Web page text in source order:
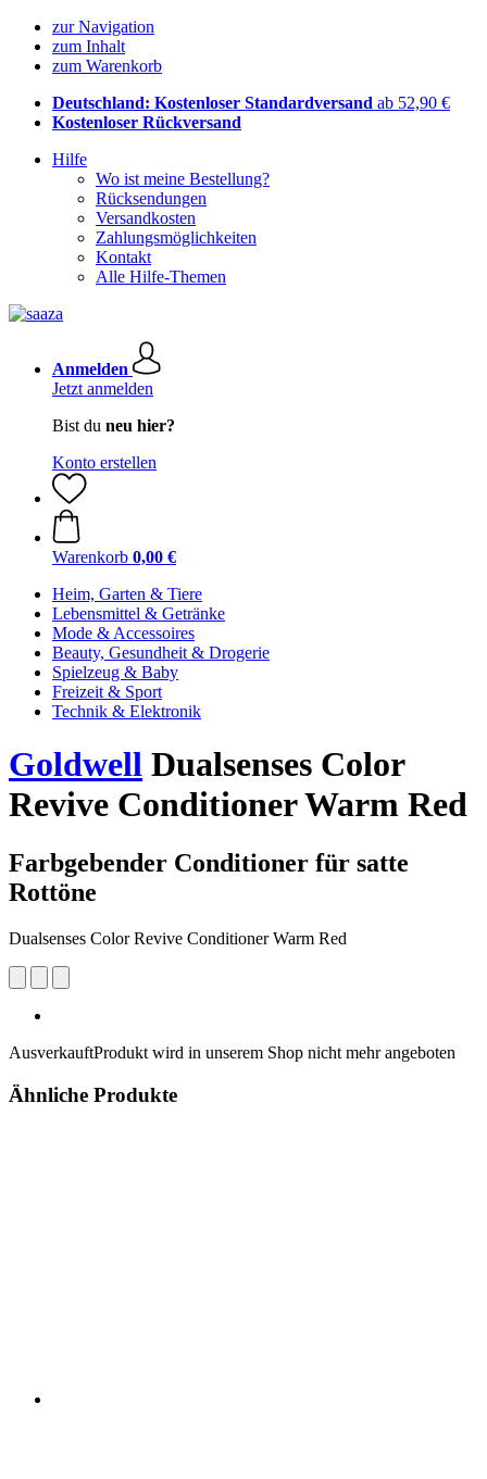
zur Navigation
zum Inhalt
zum Warenkorb
Deutschland: Kostenloser Standardversand ab 52,90 €
Kostenloser Rückversand
Hilfe
Wo ist meine Bestellung?
Rücksendungen
Versandkosten
Zahlungsmöglichkeiten
Kontakt
Alle Hilfe-Themen
Anmelden
Jetzt anmelden
Bist du neu hier?
Konto erstellen
Warenkorb 0,00 €
Heim, Garten & Tiere
Lebensmittel & Getränke
Mode & Accessoires
Beauty, Gesundheit & Drogerie
Spielzeug & Baby
Freizeit & Sport
Technik & Elektronik
Goldwell Dualsenses Color
Revive Conditioner Warm Red
Farbgebender Conditioner für satte
Rottöne
Dualsenses Color Revive Conditioner Warm Red
AusverkauftProdukt wird in unserem Shop nicht mehr angeboten
Ähnliche Produkte